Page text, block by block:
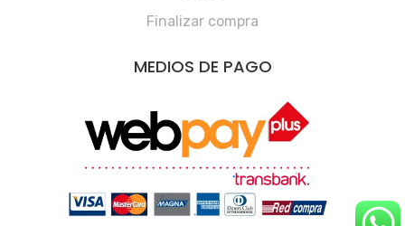
Finalizar compra
MEDIOS DE PAGO